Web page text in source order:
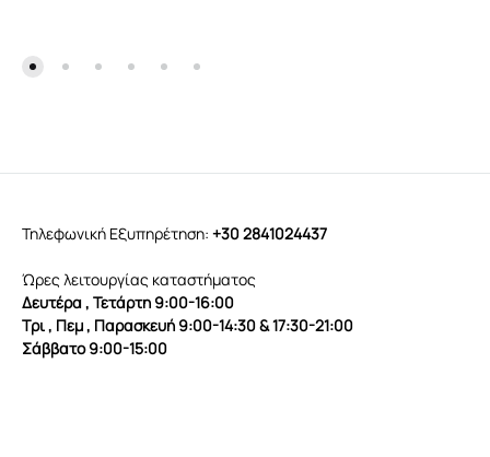
Τηλεφωνική Εξυπηρέτηση: +30 2841024437
Ώρες λειτουργίας καταστήματος
Δευτέρα , Τετάρτη 9:00-16:00
Τρι , Πεμ , Παρασκευή 9:00-14:30 & 17:30-21:00
Σάββατο 9:00-15:00